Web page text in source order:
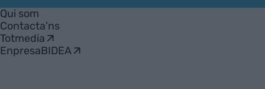
Empresa
Qui som
Contacta'ns
Totmedia
EnpresaBIDEA